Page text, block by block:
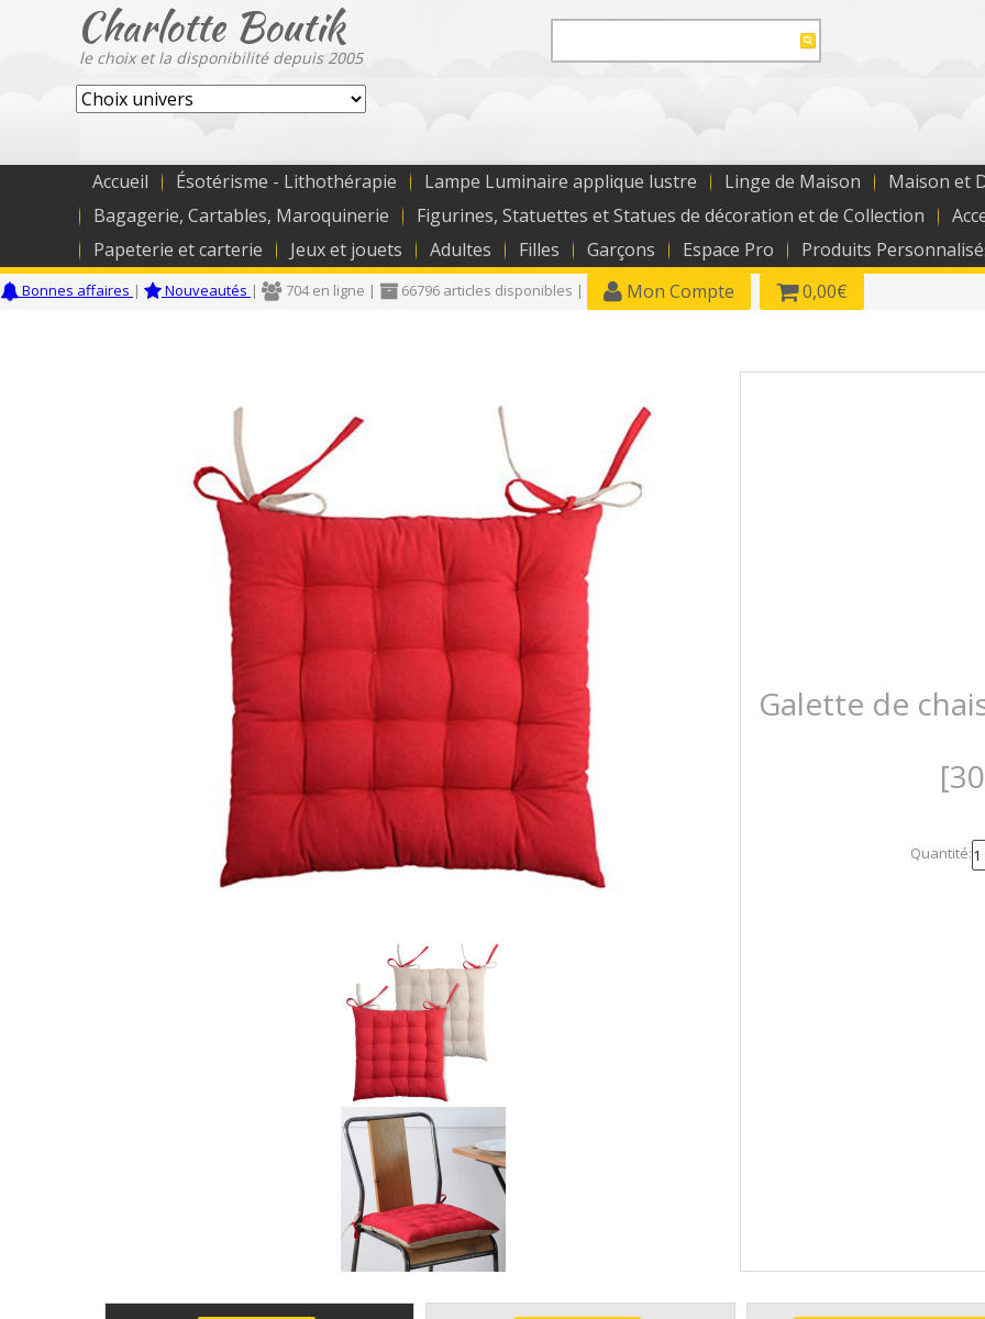
Charlotte Boutik
le choix et la disponibilité depuis 2005
Accueil Ésotérisme - Lithothérapie Lampe Luminaire applique lustre Linge de Maison Maison et
Bagagerie, Cartables, Maroquinerie
Figurines, Statuettes et Statues de décoration et de Collection
Papeterie et carterie
Jeux et jouets Adultes Filles Garçons Espace Pro Produits
Bonnes affaires | Nouveautés | 704 en ligne | 66796 articles disponibles | Mon Compte 0,00€
Galette de
Quantité: